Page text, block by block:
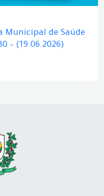
Municipal de Saúde
– (19.06.2026)